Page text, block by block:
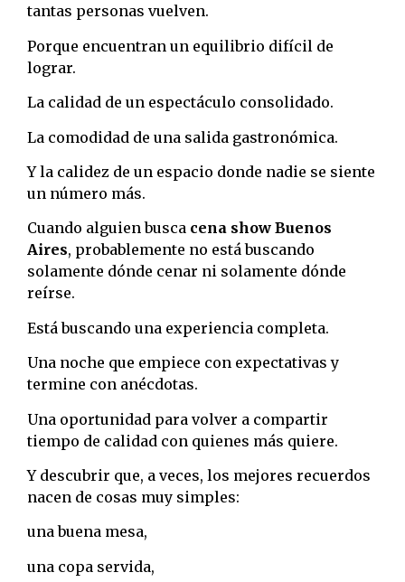
tantas personas vuelven.
Porque encuentran un equilibrio difícil de
lograr.
La calidad de un espectáculo consolidado.
La comodidad de una salida gastronómica.
Y la calidez de un espacio donde nadie se siente
un número más.
Cuando alguien busca cena show Buenos
Aires, probablemente no está buscando
solamente dónde cenar ni solamente dónde
reírse.
Está buscando una experiencia completa.
Una noche que empiece con expectativas y
termine con anécdotas.
Una oportunidad para volver a compartir
tiempo de calidad con quienes más quiere.
Y descubrir que, a veces, los mejores recuerdos
nacen de cosas muy simples:
una buena mesa,
una copa servida,